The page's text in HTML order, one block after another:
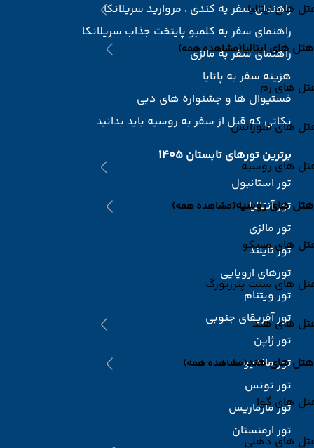
های ایتالیا
هتل های ایتالیا(مشاهده همه)
های رم
های فلورانس
های روسیه
هتل های روسیه(مشاهده همه)
های مسکو
های سنت پترزبورگ
های هند
هتل های هند(مشاهده همه)
های گوا
های دهلی
راهنمای سفر یه کندی ، مروارید سریلانکا
راهنمای سفر به کلمبو پایتخت جذاب سریلانکا
راهنمای سفر به مالزی
هزینه سفر به پاتایا
فستیوال ها و جشنواره های دبی
نکاتی که قبل از سفر به روسیه باید بدانید
برترین تورهای تابستان 1405
تور استانبول
تور آنتالیا
تور مالزی
تور تایلند
تورهای اروپایی
تور ویتنام
تور آفریقای جنوبی
تور ژاپن
تور مالدیو
تور تونس
تور مارماریس
تور ارمنستان